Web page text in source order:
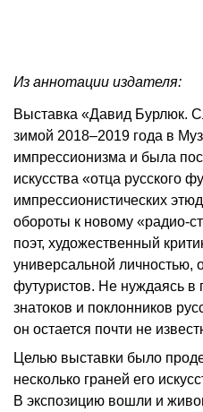
Из аннотации издателя:
Выставка «Давид Бурлюк.
зимой 2018–2019 года в
импрессионизма и была
искусства «отца русского
импрессионистических
обороты к новому «радио-
поэт, художественный
универсальной личностью,
футуристов. Не нуждаясь в
знатоков и поклонников
он остается почти не
Целью выставки было
несколько граней его
В экспозицию вошли и